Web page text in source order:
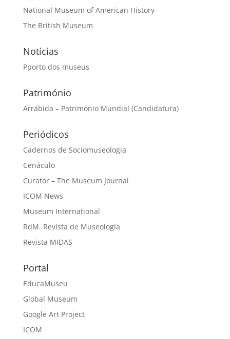
National Museum of American History
The British Museum
Notícias
Pporto dos museus
Património
Arrábida – Património Mundial (Candidatura)
Periódicos
Cadernos de Sociomuseologia
Cenáculo
Curator – The Museum Journal
ICOM News
Museum International
RdM. Revista de Museología
Revista MIDAS
Portal
EducaMuseu
Global Museum
Google Art Project
ICOM